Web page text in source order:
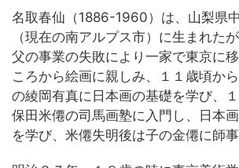
名取春仙（1886-1960）は、山梨県
（現在の南アルプス市）に生まれた
父の事業の失敗により一家で東京に
ころから絵画に親しみ、１１歳頃か
の綾岡有真に日本画の基礎を学び、
保田米僊の司馬画塾に入門し、日本
を学び、米僊失明後は子の金僊に師事